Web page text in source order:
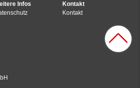
Infos
Kontakt
Kontakt